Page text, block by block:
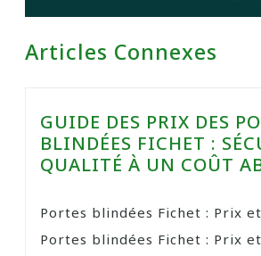
Articles Connexes
GUIDE DES PRIX DES
BLINDÉES FICHET :
QUALITÉ À UN COÛT
Portes blindées Fichet : Prix
Portes blindées Fichet : Prix